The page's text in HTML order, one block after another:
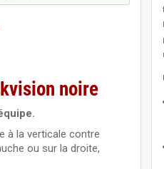
noire
à la verticale contre
ou sur la droite,